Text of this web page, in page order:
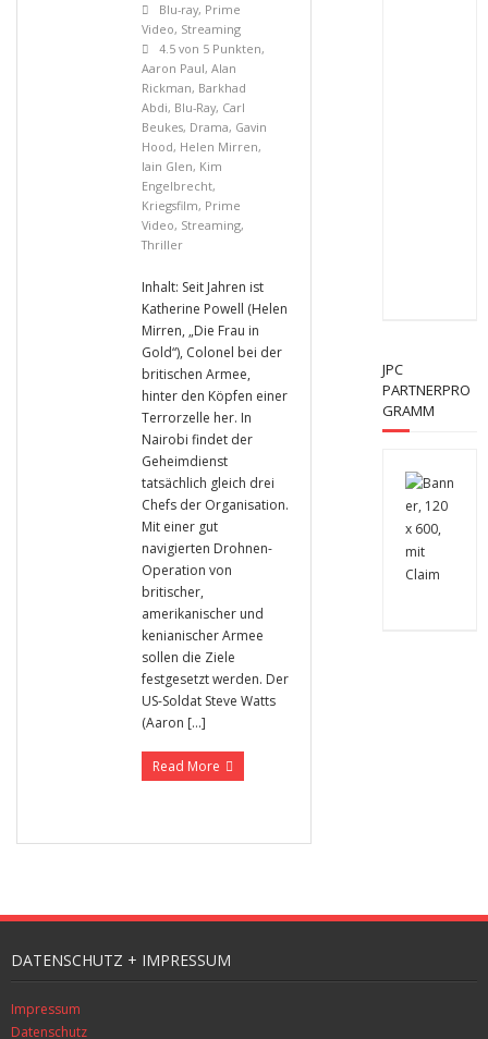
Blu-ray, Prime
Video, Streaming
4.5 von 5 Punkten,
Aaron Paul, Alan
Rickman, Barkhad
Abdi, Blu-Ray, Carl
Beukes, Drama, Gavin
Hood, Helen Mirren,
Iain Glen, Kim
Engelbrecht,
Kriegsfilm, Prime
Video, Streaming,
Thriller
Inhalt: Seit Jahren ist
Katherine Powell (Helen
Mirren, „Die Frau in
Gold“), Colonel bei der
britischen Armee,
hinter den Köpfen einer
Terrorzelle her. In
Nairobi findet der
Geheimdienst
tatsächlich gleich drei
Chefs der Organisation.
Mit einer gut
navigierten Drohnen-
Operation von
britischer,
amerikanischer und
kenianischer Armee
sollen die Ziele
festgesetzt werden. Der
US-Soldat Steve Watts
(Aaron […]
Read More
JPC
PARTNERPRO
GRAMM
DATENSCHUTZ + IMPRESSUM
Impressum
Datenschutz